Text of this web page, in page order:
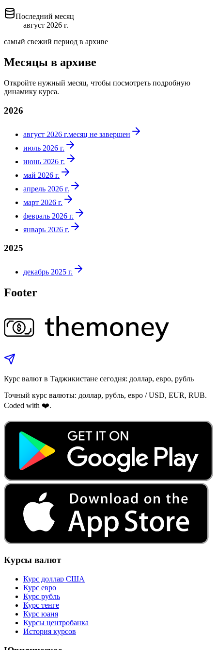
Последний месяц
август 2026 г.
самый свежий период в архиве
Месяцы в архиве
Откройте нужный месяц, чтобы посмотреть подробную
динамику курса.
2026
август 2026 г.месяц не завершен
июль 2026 г.
июнь 2026 г.
май 2026 г.
апрель 2026 г.
март 2026 г.
февраль 2026 г.
январь 2026 г.
2025
декабрь 2025 г.
Footer
Курс валют в Таджикистане сегодня: доллар, евро, рубль
Точный курс валюты: доллар, рубль, евро / USD, EUR, RUB.
Coded with ❤️.
Курсы валют
Курс доллар США
Курс евро
Курс рубль
Курс тенге
Курс юаня
Курсы центробанка
История курсов